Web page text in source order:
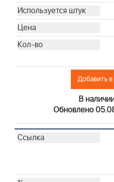
Добавить
В
Обновлено